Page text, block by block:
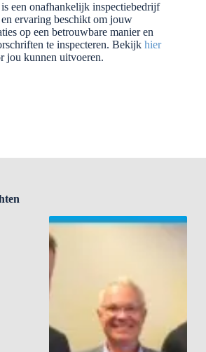
een onafhankelijk inspectiebedrijf
ervaring beschikt om jouw
op een betrouwbare manier en
te inspecteren. Bekijk hier
jou kunnen uitvoeren.